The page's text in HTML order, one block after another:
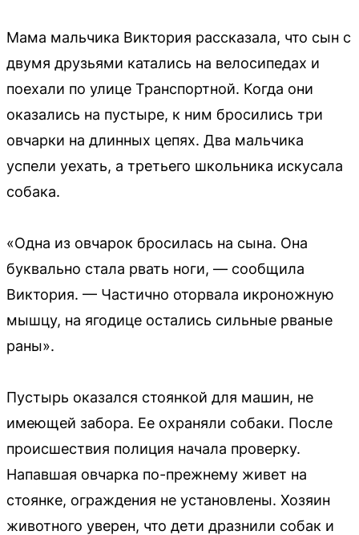
Мама мальчика Виктория рассказала, что сын с
двумя друзьями катались на велосипедах и
поехали по улице Транспортной. Когда они
оказались на пустыре, к ним бросились три
овчарки на длинных цепях. Два мальчика
успели уехать, а третьего школьника искусала
собака.
«Одна из овчарок бросилась на сына. Она
буквально стала рвать ноги, — сообщила
Виктория. — Частично оторвала икроножную
мышцу, на ягодице остались сильные рваные
раны».
Пустырь оказался стоянкой для машин, не
имеющей забора. Ее охраняли собаки. После
происшествия полиция начала проверку.
Напавшая овчарка по-прежнему живет на
стоянке, ограждения не установлены. Хозяин
животного уверен, что дети дразнили собак и